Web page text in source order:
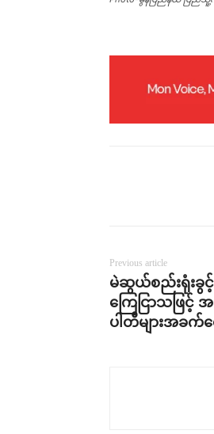
Previous article
မဲဆွယ်စည်းရုံးခွ
ကြေငြာသဖြင့်
ပါတီများအခက်